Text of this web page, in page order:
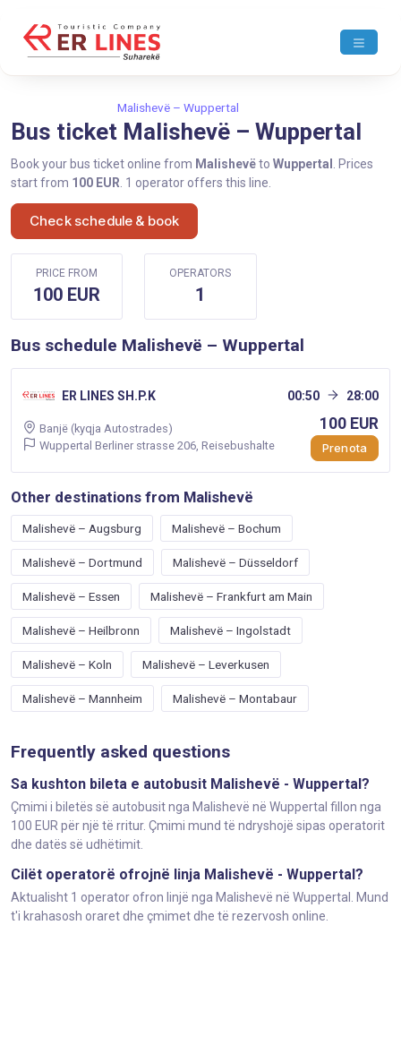
Malishevë – Wuppertal
Bus ticket Malishevë – Wuppertal
Book your bus ticket online from Malishevëto Wuppertal
. Prices
start from 100 EUR . 1 operator offers this line.
Check schedule & book
PRICE FROM
100 EUR
OPERATORS
1
Bus schedule Malishevë – Wuppertal
ER LINES SH.P.K 00:50 28:00
Banjë (kyqja Autostrades)
Wuppertal Berliner strasse 206, Reisebushalte
100 EUR
Prenota
Other destinations from Malishevë
Malishevë – Augsburg Malishevë – Bochum
Malishevë – Dortmund Malishevë – Düsseldorf
Malishevë – Essen Malishevë – Frankfurt am Main
Malishevë – Heilbronn Malishevë – Ingolstadt
Malishevë – Koln Malishevë – Leverkusen
Malishevë – Mannheim Malishevë – Montabaur
Frequently asked questions
Sa kushton bileta e autobusit Malishevë - Wuppertal?
Çmimi i biletës së autobusit nga Malishevë në Wuppertal fillon nga
100 EUR për një të rritur. Çmimi mund të ndryshojë sipas operatorit
dhe datës së udhëtimit.
Cilët operatorë ofrojnë linja Malishevë - Wuppertal?
Aktualisht 1 operator ofron linjë nga Malishevë në Wuppertal. Mund
t'i krahasosh oraret dhe çmimet dhe të rezervosh online.